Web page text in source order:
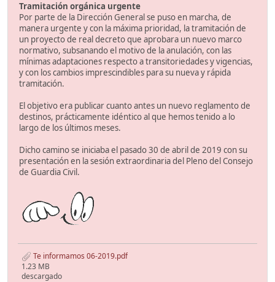
Tramitación orgánica urgente
Por parte de la Dirección General se puso en marcha, de
manera urgente y con la máxima prioridad, la tramitación de
un proyecto de real decreto que aprobara un nuevo marco
normativo, subsanando el motivo de la anulación, con las
mínimas adaptaciones respecto a transitoriedades y vigencias,
y con los cambios imprescindibles para su nueva y rápida
tramitación.
El objetivo era publicar cuanto antes un nuevo reglamento de
destinos, prácticamente idéntico al que hemos tenido a lo
largo de los últimos meses.
Dicho camino se iniciaba el pasado 30 de abril de 2019 con su
presentación en la sesión extraordinaria del Pleno del Consejo
de Guardia Civil.
Te informamos 06-2019.pdf
1.23 MB
descargado